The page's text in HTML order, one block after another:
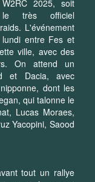
W2RC 2025, soit
le très officiel
L'événement
entre Fes et
ville, avec des
On attend un
et Dacia, avec
dont les
qui talonne le
Lucas Moraes,
Yacopini, Saood
tout un rallye